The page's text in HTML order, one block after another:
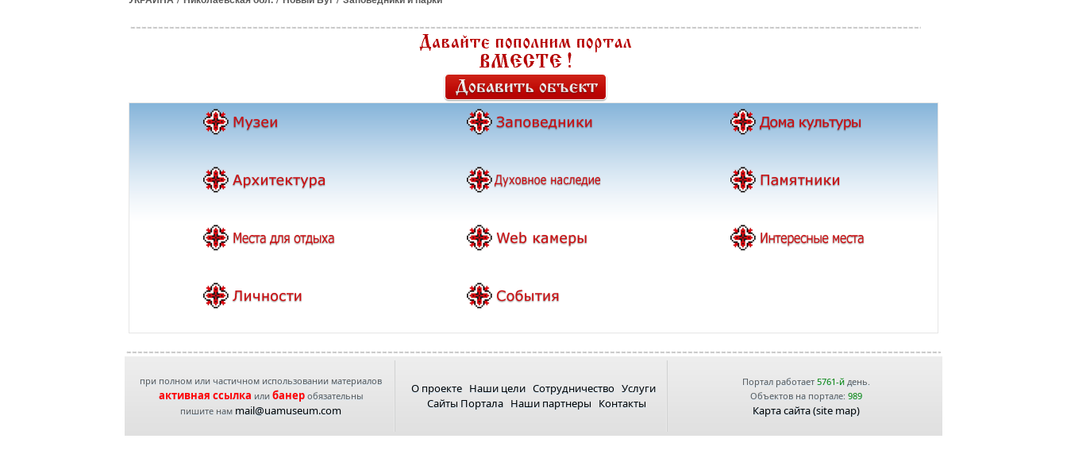
при полном или частичном использовании материалов
активная ссылка или банеробязательны
пишите нам mail@uamuseum.com
О проекте Наши цели Сотрудничество Услуги
Сайты Портала Наши партнеры Контакты
Портал работает 5761-йдень.
Объектов на портале: 989
Карта сайта (site map)